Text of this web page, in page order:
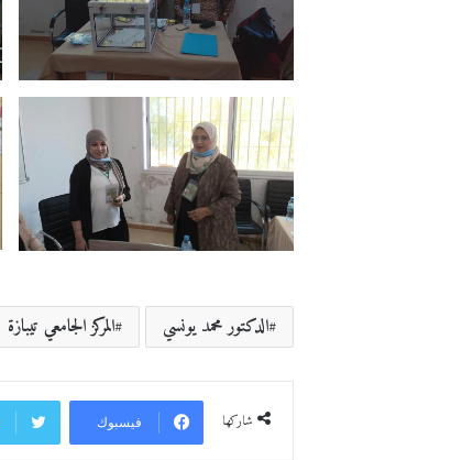
الدكتور محمد يونسي المركز الجامعي تيبازة
شاركها فيسبوك